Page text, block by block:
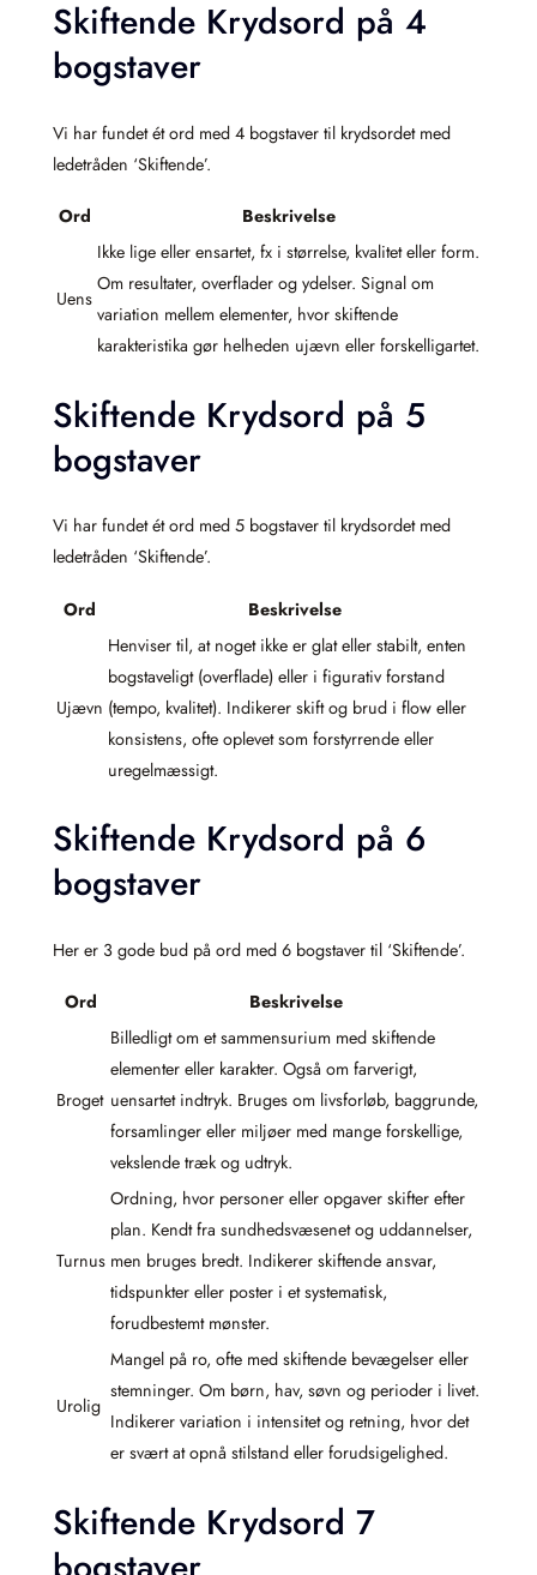
Skiftende Krydsord på 4
bogstaver
Vi har fundet ét ord med 4 bogstaver til krydsordet med
ledetråden ‘Skiftende’.
Ord Beskrivelse
Uens
Ikke lige eller ensartet, fx i størrelse, kvalitet eller form.
Om resultater, overflader og ydelser. Signal om
variation mellem elementer, hvor skiftende
karakteristika gør helheden ujævn eller forskelligartet.
Skiftende Krydsord på 5
bogstaver
Vi har fundet ét ord med 5 bogstaver til krydsordet med
ledetråden ‘Skiftende’.
Ord Beskrivelse
Ujævn
Henviser til, at noget ikke er glat eller stabilt, enten
bogstaveligt (overflade) eller i figurativ forstand
(tempo, kvalitet). Indikerer skift og brud i flow eller
konsistens, ofte oplevet som forstyrrende eller
uregelmæssigt.
Skiftende Krydsord på 6
bogstaver
Her er 3 gode bud på ord med 6 bogstaver til ‘Skiftende’.
Ord Beskrivelse
Broget
Billedligt om et sammensurium med skiftende
elementer eller karakter. Også om farverigt,
uensartet indtryk. Bruges om livsforløb, baggrunde,
forsamlinger eller miljøer med mange forskellige,
vekslende træk og udtryk.
Turnus
Ordning, hvor personer eller opgaver skifter efter
plan. Kendt fra sundhedsvæsenet og uddannelser,
men bruges bredt. Indikerer skiftende ansvar,
tidspunkter eller poster i et systematisk,
forudbestemt mønster.
Urolig
Mangel på ro, ofte med skiftende bevægelser eller
stemninger. Om børn, hav, søvn og perioder i livet.
Indikerer variation i intensitet og retning, hvor det
er svært at opnå stilstand eller forudsigelighed.
Skiftende Krydsord 7